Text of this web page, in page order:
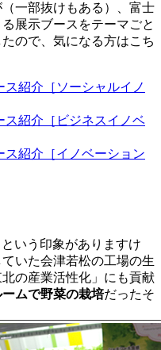
一部抜けもある）、富士
展示ブースをテーマごと
ので、気になる方はこち
ス紹介［ソーシャルイノ
ス紹介［ビジネスイノベ
ス紹介［イノベーション
いう印象がありますけ
いた会津若松の工場の生
の産業活性化」にも貢献
ムで野菜の栽培だったそ